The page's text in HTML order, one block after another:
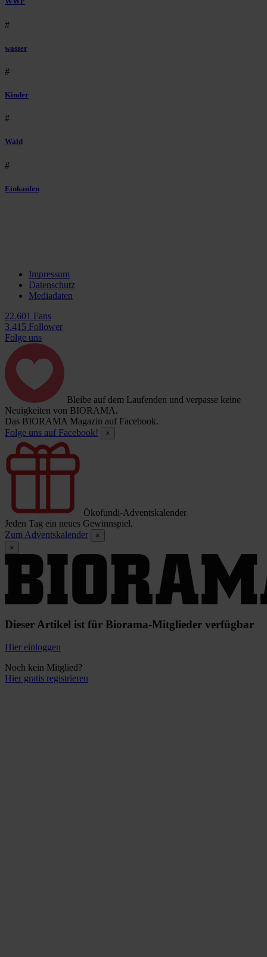
#
wasser
#
Kinder
#
Wald
#
Einkaufen
Impressum
Datenschutz
Mediadaten
22.601 Fans
3.415 Follower
Folge uns
Bleibe auf dem Laufenden und verpasse keine
Neuigkeiten von BIORAMA.
Das BIORAMA Magazin auf Facebook.
Folge uns auf Facebook!
×
Ökofundi-Adventskalender
Jeden Tag ein neues Gewinnspiel.
Zum Adventskalender
×
×
Dieser Artikel ist für Biorama-Mitglieder verfügbar
Hier einloggen
Noch kein Mitglied?
Hier gratis registrieren